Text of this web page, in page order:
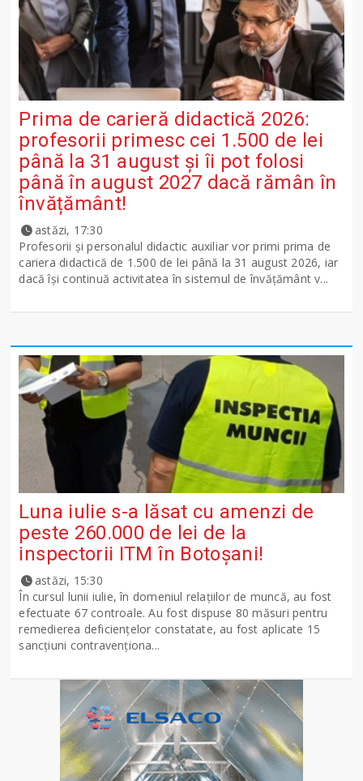
Prima de carieră didactică 2026:
profesorii primesc cei 1.500 de lei
până la 31 august și îi pot folosi
până în august 2027 dacă rămân în
învățământ!
astăzi, 17:30
Profesorii și personalul didactic auxiliar vor primi prima de
cariera didactică de 1.500 de lei până la 31 august 2026, iar
dacă își continuă activitatea în sistemul de învățământ v...
Luna iulie s-a lăsat cu amenzi de
peste 260.000 de lei de la
inspectorii ITM în Botoșani!
astăzi, 15:30
În cursul lunii iulie, în domeniul relațiilor de muncă, au fost
efectuate 67 controale. Au fost dispuse 80 măsuri pentru
remedierea deficiențelor constatate, au fost aplicate 15
sancţiuni contravenționa...